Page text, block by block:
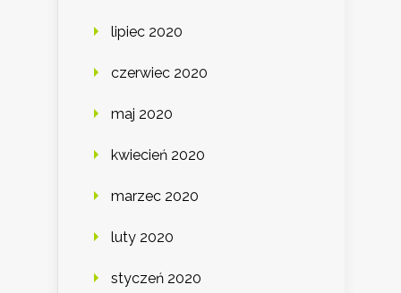
lipiec 2020
czerwiec 2020
maj 2020
kwiecień 2020
marzec 2020
luty 2020
styczeń 2020